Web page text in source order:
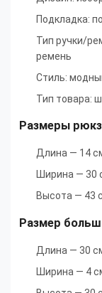
Подкладка:
Тип ручки/
ремень
Стиль:
Тип товара:
Размеры
Длина — 14
Ширина — 30
Высота — 43
Размер
Длина — 30
Ширина — 4